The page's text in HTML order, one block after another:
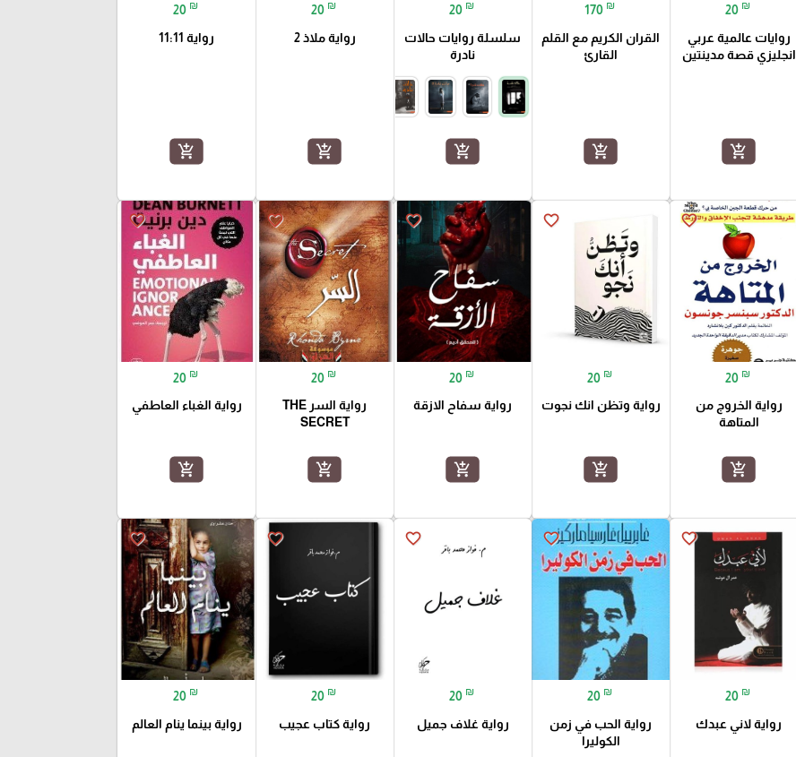
20 ₪
روايات عالمية عربي
انجليزي قصة مدينتين
add_shopping_cart
170 ₪
القران الكريم مع القلم
القارئ
add_shopping_cart
20 ₪
سلسلة روايات حالات
نادرة
add_shopping_cart
20 ₪
رواية ملاذ 2
add_shopping_cart
20 ₪
رواية 11:11
add_shopping_cart
favorite_border
20 ₪
رواية الخروج من
المتاهة
add_shopping_cart
favorite_border
20 ₪
رواية وتظن انك نجوت
add_shopping_cart
favorite_border
20 ₪
رواية سفاح الازقة
add_shopping_cart
favorite_border
20 ₪
رواية السر THE
SECRET
add_shopping_cart
favorite_border
20 ₪
رواية الغباء العاطفي
add_shopping_cart
favorite_border
20 ₪
رواية لاني عبدك
favorite_border
20 ₪
رواية الحب في زمن
الكوليرا
favorite_border
20 ₪
رواية غلاف جميل
favorite_border
20 ₪
رواية كتاب عجيب
favorite_border
20 ₪
رواية بينما ينام العالم